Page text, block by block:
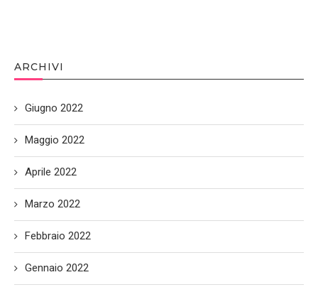
ARCHIVI
Giugno 2022
Maggio 2022
Aprile 2022
Marzo 2022
Febbraio 2022
Gennaio 2022